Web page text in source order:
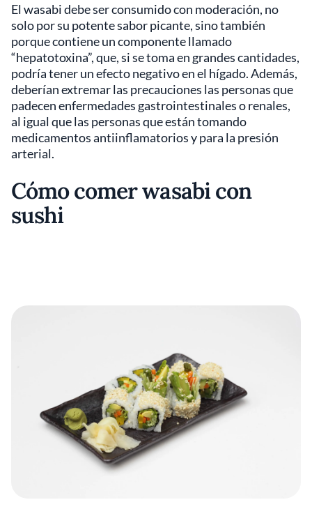
El wasabi debe ser consumido con moderación, no
solo por su potente sabor picante, sino también
porque contiene un componente llamado
“hepatotoxina”, que, si se toma en grandes cantidades,
podría tener un efecto negativo en el hígado. Además,
deberían extremar las precauciones las personas que
padecen enfermedades gastrointestinales o renales,
al igual que las personas que están tomando
medicamentos antiinflamatorios y para la presión
arterial.
Cómo comer wasabi con
sushi